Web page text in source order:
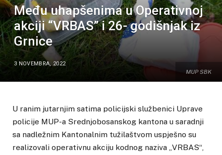
MUP SBK
Među uhapšenima u Operativnoj
akciji “VRBAS” i 26- godišnjak iz
Grnice
3 NOVEMBRA, 2022
U ranim jutarnjim satima policijski službenici Uprave
policije MUP-a Srednjobosanskog kantona u saradnji
sa nadležnim Kantonalnim tužilaštvom uspješno su
realizovali operativnu akciju kodnog naziva „VRBAS“,